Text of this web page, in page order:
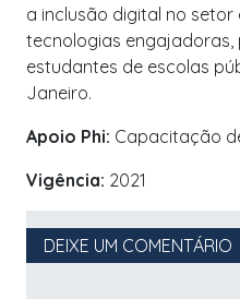
a inclusão digital no
tecnologias
estudantes de escolas
Janeiro.
Apoio Phi: Capacitação
Vigência: 2021
DEIXE UM COMENTÁRIO